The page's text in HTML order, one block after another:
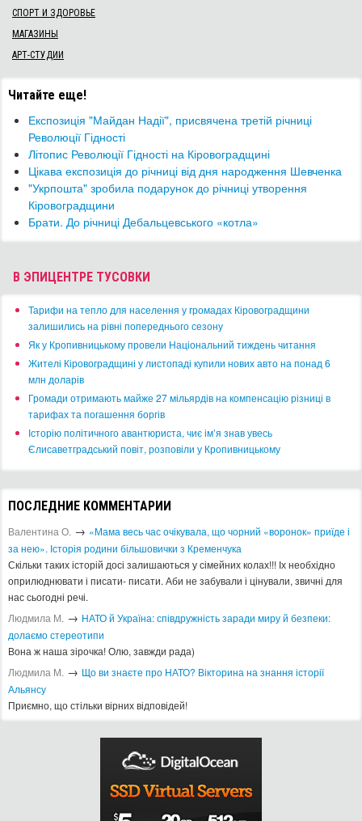
СПОРТ И ЗДОРОВЬЕ
МАГАЗИНЫ
АРТ-СТУДИИ
Читайте еще!
Експозиція "Майдан Надії", присвячена третій річниці
Революції Гідності
Літопис Революції Гідності на Кіровоградщині
Цікава експозиція до річниці від дня народження Шевченка
"Укрпошта" зробила подарунок до річниці утворення
Кіровоградщини
​Брати. До річниці Дебальцевського «котла»
В ЭПИЦЕНТРЕ ТУСОВКИ
​Тарифи на тепло для населення у громадах Кіровоградщини
залишились на рівні попереднього сезону
​Як у Кропивницькому провели Національний тиждень читання
​Жителі Кіровоградщині у листопаді купили нових авто на понад 6
млн доларів
​Громади отримають майже 27 мільярдів на компенсацію різниці в
тарифах та погашення боргів
Історію політичного авантюриста, чиє ім’я знав увесь
Єлисаветградський повіт, розповіли у Кропивницькому
ПОСЛЕДНИЕ КОММЕНТАРИИ
Валентина О. → «Мама весь час очікувала, що чорний «воронок» приїде і
за нею». Історія родини більшовички з Кременчука
Скільки таких історій досі залишаються у сімейних колах!!! Іх необхідно
оприлюднювати і писати- писати. Аби не забували і цінували, звичні для
нас сьогодні речі.
Людмила М. → ​НАТО й Україна: співдружність заради миру й безпеки:
долаємо стереотипи
Вона ж наша зірочка! Олю, завжди рада)
Людмила М. → Що ви знаєте про НАТО? Вікторина на знання історії
Альянсу ​
Приємно, що стільки вірних відповідей!